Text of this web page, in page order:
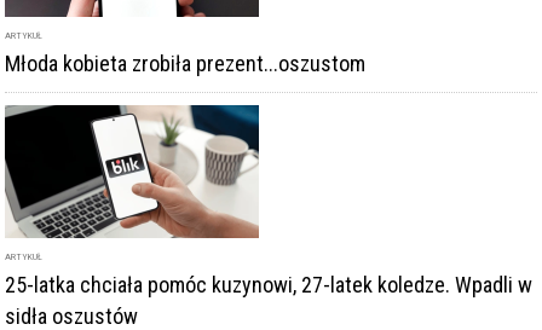
ARTYKUŁ
Młoda kobieta zrobiła prezent...oszustom
ARTYKUŁ
25-latka chciała pomóc kuzynowi, 27-latek koledze. Wpadli w
sidła oszustów